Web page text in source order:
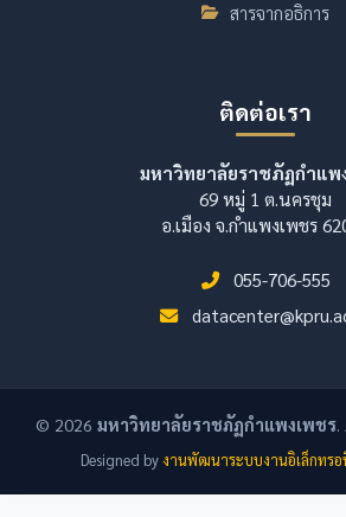
สารจากอธิการ
ติดต่อเรา
มหาวิทยาลัยราชภัฏกำแพ
69 หมู่ 1 ต.นครชุม
อ.เมือง จ.กำแพงเพชร
055-706-555
© 2026 มหาวิทยาลัยราชภัฏกำแพงเพชร.
Designed byงานพัฒนาระบบงานอิเล็กทรอนิ